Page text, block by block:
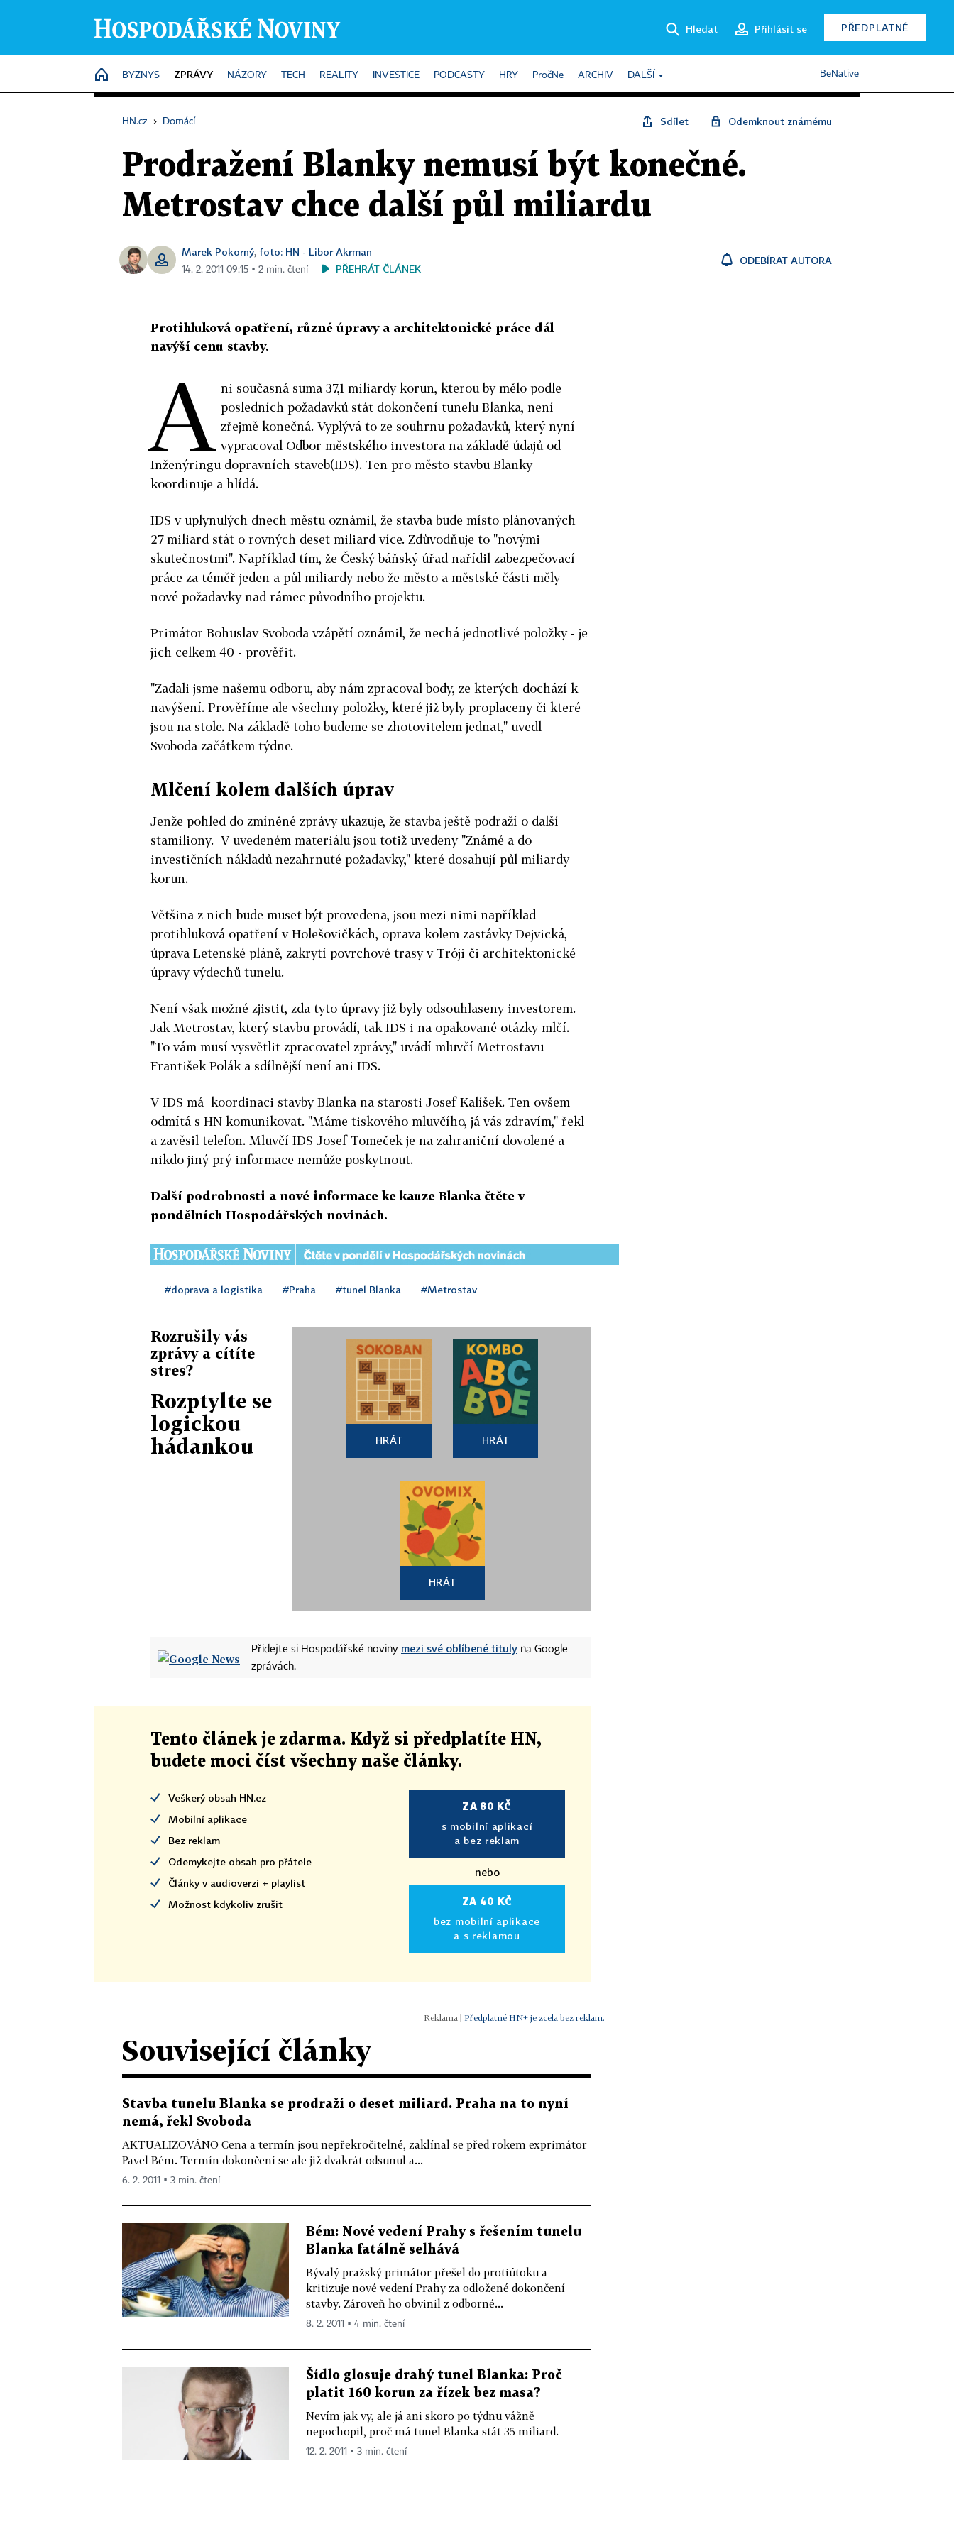
Hledat Přihlásit se PŘEDPLATNÉ
HOME
BYZNYS ZPRÁVY NÁZORY TECH REALITY INVESTICE PODCASTY HRY PročNe ARCHIV DALŠÍ BeNative
HN.cz › Domácí Sdílet Odemknout známému
Prodražení Blanky nemusí být konečné.
Metrostav chce další půl miliardu
Marek Pokorný, foto: HN - Libor Akrman
14. 2. 2011 09:15 ▪ 2 min. čtení PŘEHRÁT ČLÁNEK
ODEBÍRAT AUTORA
Protihluková opatření, různé úpravy a architektonické práce dál
navýší cenu stavby.
A ni současná suma 37,1 miliardy korun, kterou by mělo podle
posledních požadavků stát dokončení tunelu Blanka, není
zřejmě konečná. Vyplývá to ze souhrnu požadavků, který nyní
vypracoval Odbor městského investora na základě údajů od
Inženýringu dopravních staveb(IDS). Ten pro město stavbu Blanky
koordinuje a hlídá.
IDS v uplynulých dnech městu oznámil, že stavba bude místo plánovaných
27 miliard stát o rovných deset miliard více. Zdůvodňuje to "novými
skutečnostmi". Například tím, že Český báňský úřad nařídil zabezpečovací
práce za téměř jeden a půl miliardy nebo že město a městské části měly
nové požadavky nad rámec původního projektu.
Primátor Bohuslav Svoboda vzápětí oznámil, že nechá jednotlivé položky - je
jich celkem 40 - prověřit.
"Zadali jsme našemu odboru, aby nám zpracoval body, ze kterých dochází k
navýšení. Prověříme ale všechny položky, které již byly proplaceny či které
jsou na stole. Na základě toho budeme se zhotovitelem jednat," uvedl
Svoboda začátkem týdne.
Mlčení kolem dalších úprav
Jenže pohled do zmíněné zprávy ukazuje, že stavba ještě podraží o další
stamiliony. V uvedeném materiálu jsou totiž uvedeny "Známé a do
investičních nákladů nezahrnuté požadavky," které dosahují půl miliardy
korun.
Většina z nich bude muset být provedena, jsou mezi nimi například
protihluková opatření v Holešovičkách, oprava kolem zastávky Dejvická,
úprava Letenské pláně, zakrytí povrchové trasy v Tróji či architektonické
úpravy výdechů tunelu.
Není však možné zjistit, zda tyto úpravy již byly odsouhlaseny investorem.
Jak Metrostav, který stavbu provádí, tak IDS i na opakované otázky mlčí.
"To vám musí vysvětlit zpracovatel zprávy," uvádí mluvčí Metrostavu
František Polák a sdílnější není ani IDS.
V IDS má koordinaci stavby Blanka na starosti Josef Kalíšek. Ten ovšem
odmítá s HN komunikovat. "Máme tiskového mluvčího, já vás zdravím," řekl
a zavěsil telefon. Mluvčí IDS Josef Tomeček je na zahraniční dovolené a
nikdo jiný prý informace nemůže poskytnout.
Další podrobnosti a nové informace ke kauze Blanka čtěte v
pondělních Hospodářských novinách.
#doprava a logistika #Praha #tunel Blanka #Metrostav
Rozrušily vás
zprávy a cítíte
stres?
Rozptylte se
logickou
hádankou
HRÁT HRÁT
HRÁT
Přidejte si Hospodářské noviny mezi své oblíbené tituly na Google
zprávách.
Tento článek je zdarma. Když si předplatíte HN,
budete moci číst všechny naše články.
Veškerý obsah HN.cz
Mobilní aplikace
Bez reklam
Odemykejte obsah pro přátele
Články v audioverzi + playlist
Možnost kdykoliv zrušit
ZA 80 KČ
s mobilní aplikací
a bez reklam
nebo
ZA 40 KČ
bez mobilní aplikace
a s reklamou
Předplatné HN+ je zcela bez reklam.
Související články
Stavba tunelu Blanka se prodraží o deset miliard. Praha na to nyní
nemá, řekl Svoboda
AKTUALIZOVÁNO Cena a termín jsou nepřekročitelné, zaklínal se před rokem exprimátor
Pavel Bém. Termín dokončení se ale již dvakrát odsunul a...
6. 2. 2011 ▪ 3 min. čtení
Bém: Nové vedení Prahy s řešením tunelu
Blanka fatálně selhává
Bývalý pražský primátor přešel do protiútoku a
kritizuje nové vedení Prahy za odložené dokončení
stavby. Zároveň ho obvinil z odborné...
8. 2. 2011 ▪ 4 min. čtení
Šídlo glosuje drahý tunel Blanka: Proč
platit 160 korun za řízek bez masa?
Nevím jak vy, ale já ani skoro po týdnu vážně
nepochopil, proč má tunel Blanka stát 35 miliard.
12. 2. 2011 ▪ 3 min. čtení